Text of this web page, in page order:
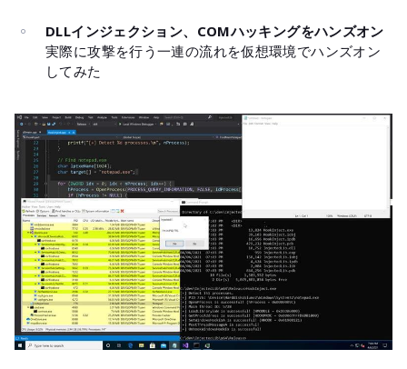
DLLインジェクション、COMハッキングをハンズオン
実際に攻撃を行う一連の流れを仮想環境でハンズオン
してみた